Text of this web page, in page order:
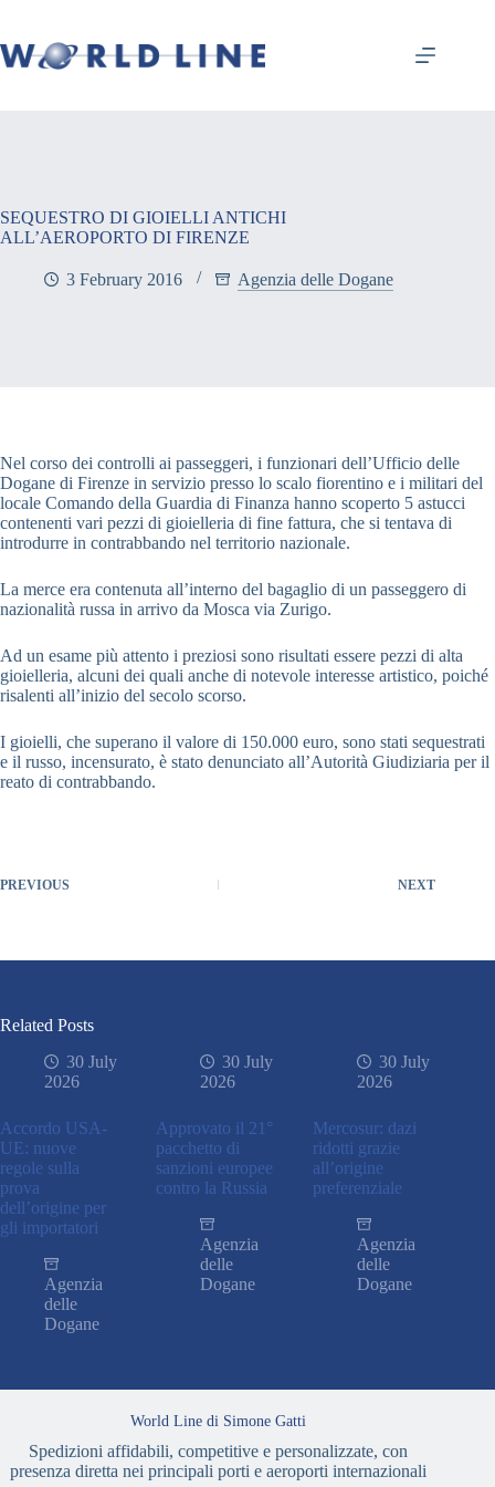
SEQUESTRO DI GIOIELLI ANTICHI
ALL’AEROPORTO DI FIRENZE
3 February 2016 Agenzia delle Dogane
Nel corso dei controlli ai passeggeri, i funzionari dell’Ufficio delle
Dogane di Firenze in servizio presso lo scalo fiorentino e i militari del
locale Comando della Guardia di Finanza hanno scoperto 5 astucci
contenenti vari pezzi di gioielleria di fine fattura, che si tentava di
introdurre in contrabbando nel territorio nazionale.
La merce era contenuta all’interno del bagaglio di un passeggero di
nazionalità russa in arrivo da Mosca via Zurigo.
Ad un esame più attento i preziosi sono risultati essere pezzi di alta
gioielleria, alcuni dei quali anche di notevole interesse artistico, poiché
risalenti all’inizio del secolo scorso.
I gioielli, che superano il valore di 150.000 euro, sono stati sequestrati
e il russo, incensurato, è stato denunciato all’Autorità Giudiziaria per il
reato di contrabbando.
PREVIOUS NEXT
Related Posts
30 July
2026
Accordo USA-
UE: nuove
regole sulla
prova
dell’origine per
gli importatori
Agenzia
delle
Dogane
30 July
2026
Approvato il 21°
pacchetto di
sanzioni europee
contro la Russia
Agenzia
delle
Dogane
30 July
2026
Mercosur: dazi
ridotti grazie
all’origine
preferenziale
Agenzia
delle
Dogane
World Line di Simone Gatti
Spedizioni affidabili, competitive e personalizzate, con
presenza diretta nei principali porti e aeroporti internazionali